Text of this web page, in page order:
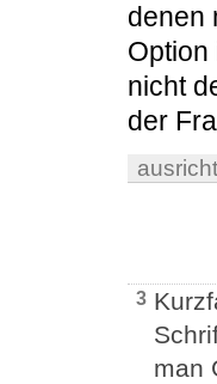
denen
Option
nicht
der
3
man